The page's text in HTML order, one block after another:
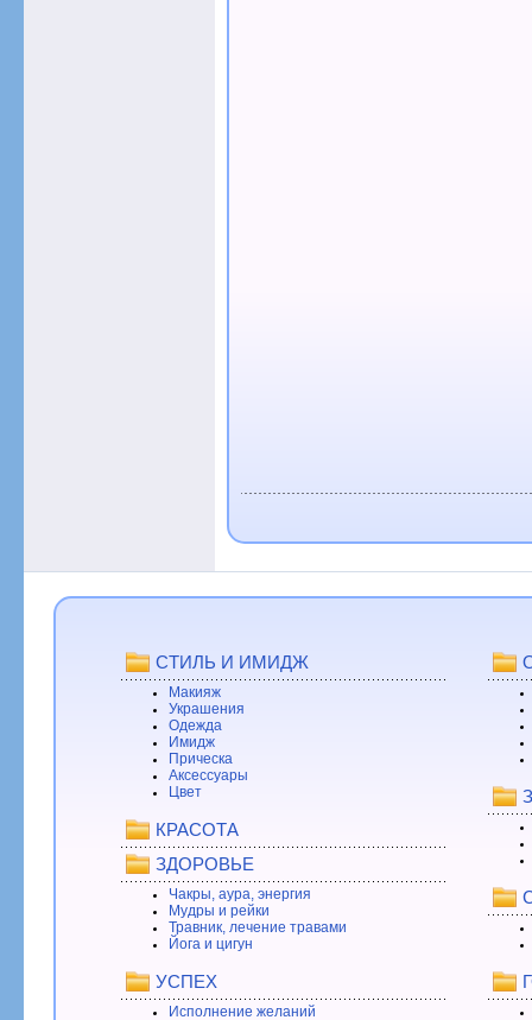
СТИЛЬ И ИМИДЖ
Макияж
Украшения
Одежда
Имидж
Прическа
Аксессуары
Цвет
КРАСОТА
ЗДОРОВЬЕ
Чакры, аура, энергия
Мудры и рейки
Травник, лечение травами
Йога и цигун
УСПЕХ
Исполнение желаний